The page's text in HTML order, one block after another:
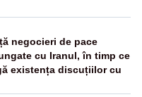
negocieri de pace
cu Iranul, în timp ce
existența discuțiilor cu